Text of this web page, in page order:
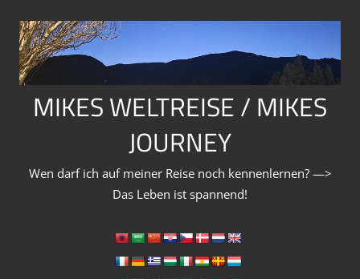
Inhalt
springen
MIKES WELTREISE / MIKES
JOURNEY
Wen darf ich auf meiner Reise noch kennenlernen? —>
Das Leben ist spannend!